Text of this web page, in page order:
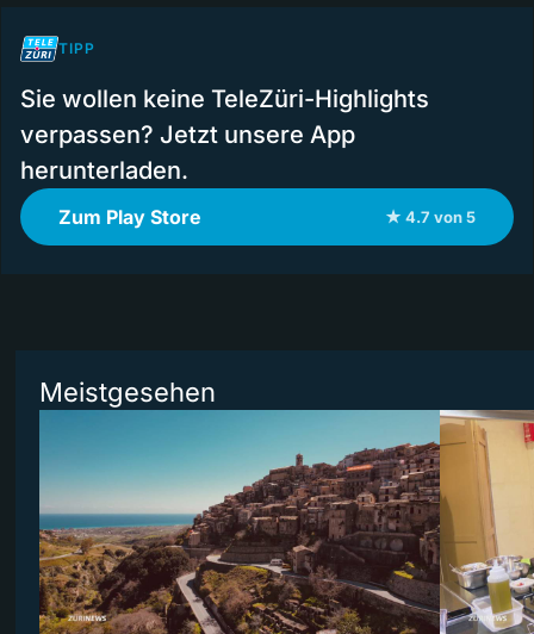
TIPP
Sie wollen keine TeleZüri-Highlights
verpassen? Jetzt unsere App
herunterladen.
Zum Play Store ★ 4.7 von 5
Meistgesehen